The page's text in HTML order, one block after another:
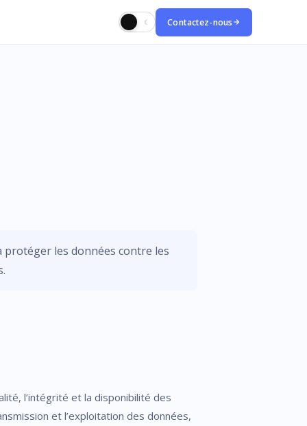
☾ Contactez-nous
protéger les données contre les
l’intégrité et la disponibilité des
et l’exploitation des données,